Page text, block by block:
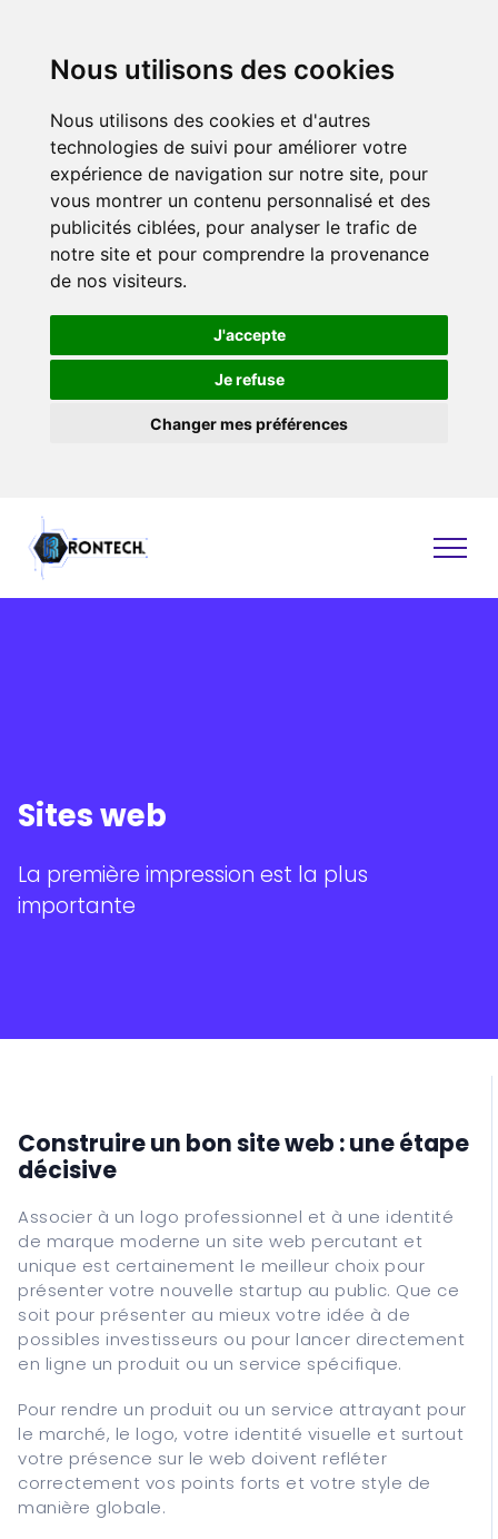
Nous utilisons des cookies
Nous utilisons des cookies et d'autres
technologies de suivi pour améliorer votre
expérience de navigation sur notre site, pour
vous montrer un contenu personnalisé et des
publicités ciblées, pour analyser le trafic de
notre site et pour comprendre la provenance
de nos visiteurs.
J'accepte
Je refuse
Changer mes préférences
Assistance technique
Graphisme
Conseil
ENGLISH
ESPAGNOL
FRANÇAIS
DEUTSCH
Sites web
La première impression est la plus
importante
Construire un bon site web : une étape
décisive
Associer à un logo professionnel et à une identité
de marque moderne un site web percutant et
unique est certainement le meilleur choix pour
présenter votre nouvelle startup au public. Que ce
soit pour présenter au mieux votre idée à de
possibles investisseurs ou pour lancer directement
en ligne un produit ou un service spécifique.
Pour rendre un produit ou un service attrayant pour
le marché, le logo, votre identité visuelle et surtout
votre présence sur le web doivent refléter
correctement vos points forts et votre style de
manière globale.